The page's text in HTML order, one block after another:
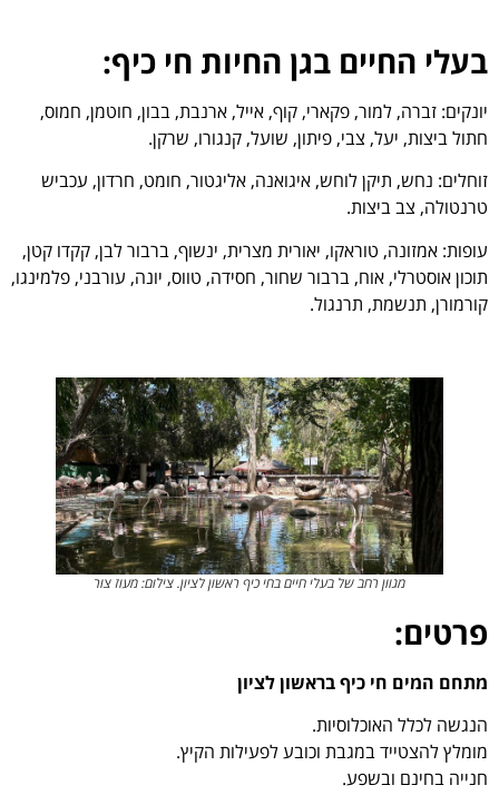
בעלי החיים בגן החיות חי כיף:
יונקים: זברה, למור, פקארי, קוף, אייל, ארנבת, בבון, חוטמן, חמוס,
חתול ביצות, יעל, צבי, פיתון, שועל, קנגורו, שרקן.
זוחלים: נחש, תיקן לוחש, איגואנה, אליגטור, חומט, חרדון, עכביש
טרנטולה, צב ביצות.
עופות: אמזונה, טוראקו, יאורית מצרית, ינשוף, ברבור לבן, קקדו קטן,
תוכון אוסטרלי, אוח, ברבור שחור, חסידה, טווס, יונה, עורבני, פלמינגו,
קורמורן, תנשמת, תרנגול.
מגוון רחב של בעלי חיים בחי כיף ראשון לציון. צילום: מעוז צור
פרטים:
מתחם המים חי כיף בראשון לציון
הנגשה לכלל האוכלוסיות.
מומלץ להצטייד במגבת וכובע לפעילות הקיץ.
חנייה בחינם ובשפע.